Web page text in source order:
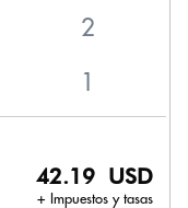
42.19 USD
+ Impuestos y tasas